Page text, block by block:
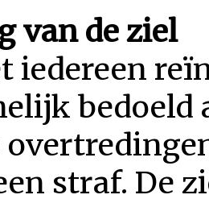
van de ziel
iedereen
bedoeld
straf. De